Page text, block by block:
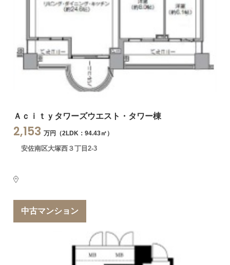
Ａｃｉｔｙタワーズウエスト・タワー棟
2,153 万円（2LDK：94.43㎡）
安佐南区大塚西３丁目2-3
中古マンション